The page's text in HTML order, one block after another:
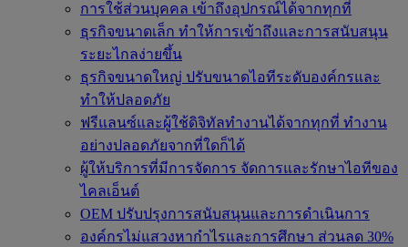
การใช้ส่วนบุคคล เข้าถึงอุปกรณ์ได้จากทุกที่
ธุรกิจขนาดเล็ก ทำให้การเข้าถึงและการสนับสนุน
ระยะไกลง่ายขึ้น
ธุรกิจขนาดใหญ่ ปรับขนาดไอทีระดับองค์กรและ
ทำให้ปลอดภัย
ฟรีแลนซ์และผู้ใช้ดิจิทัลทำงานได้จากทุกที่ ทำงาน
อย่างปลอดภัยจากที่ใดก็ได้
ผู้ให้บริการที่มีการจัดการ จัดการและรักษาไอทีของ
ไคลเอ็นต์
OEM ปรับปรุงการสนับสนุนและการดำเนินการ
องค์กรไม่แสวงหากำไรและการศึกษา ส่วนลด 30%